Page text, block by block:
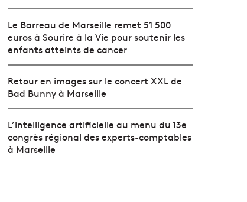
Le Barreau de Marseille remet 51 500
euros à Sourire à la Vie pour soutenir les
enfants atteints de cancer
Retour en images sur le concert XXL de
Bad Bunny à Marseille
L’intelligence artificielle au menu du 13e
congrès régional des experts-comptables
à Marseille